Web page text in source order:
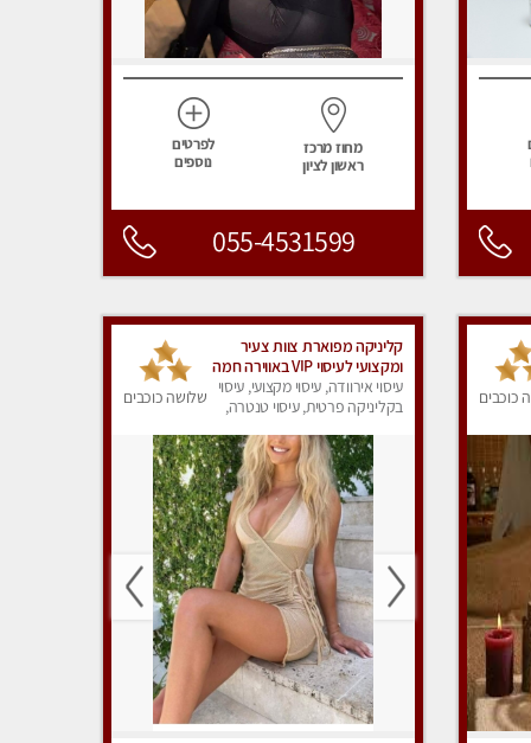
מחוז מרכז
ראשון לציון
לפרטים
נוספים
055-4531599
כוכבים
קליניקה מפוארת צוות צעיר
ומקצועי לעיסוי VIP באווירה חמה
ונעימה מומלץ ביותר! חוויה
מפנקת מאוד ... ללא מין !!
עיסוי אירוודה, עיסוי מקצועי, עיסוי
בקליניקה פרטית, עיסוי טנטרה,
שלושה כוכבים